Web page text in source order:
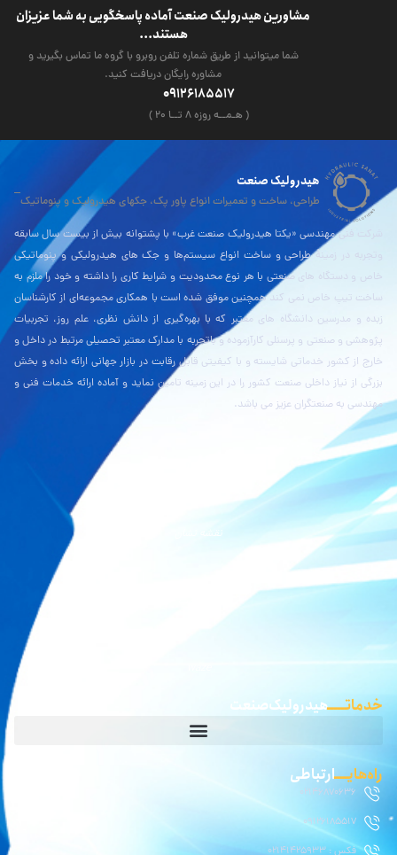
مشاورین هیدرولیک صنعت آماده پاسخگویی به شما عزیزان
هستند...
شما میتوانید از طریق شماره تلفن روبرو با گروه ما تماس بگیرید و
مشاوره رایگان دریافت کنید.
09126185517
( هـمــه روزه ۸ تــا ۲۰ )
هیدرولیک صنعت
طراحی، ساخت و تعمیرات انواع پاور پک، جکهای هیدرولیک و پنوماتیک
شرکت فنی مهندسی «یکتا هیدرولیک صنعت غرب» با پشتوانه بیش از بیست سال سابقه
وتجربه در زمینۀ طراحی و ساخت انواع سیستم‌ها و جک های هیدرولیکی و پنوماتیکی
خاص و دستگاه های صنعتی با هر نوع محدودیت و شرایط کاری را داشته و خود را ملزم به
ساخت تیپ خاص نمی کند همچنین موفق شده است با همکاری مجموعه‌ای از کارشناسان
زبده و مدرسین دانشگاه های معتبر که با بهره‌گیری از دانش نظری، علم روز، تجربیات
پژوهشی و صنعتی و پرسنلی کارآزموده و باتجربه با مدارک معتبر تحصیلی مرتبط در داخل و
خارج از کشور خدماتی شایسته و با کیفیتی قابل رقابت در بازار جهانی ارائه داده و بخش
بزرگی از نیاز داخلی صنعت کشور را در این زمینه تامین نماید و آماده ارائه خدمات فنی و
مهندسی به صنعتگران عزیز می باشد.
نقشه نشان
خدماتـــــهیدرولیک صنعت
راه‌هایــــارتباطی
02146870636
09126185517
فکس : 02141425933